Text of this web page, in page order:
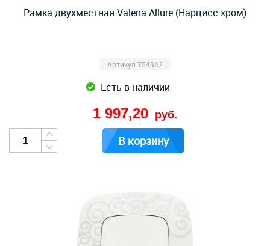
Рамка двухместная Valena Allure (Нарцисс хром)
Артикул 754342
Есть в наличии
1 997,20 руб.
В корзину